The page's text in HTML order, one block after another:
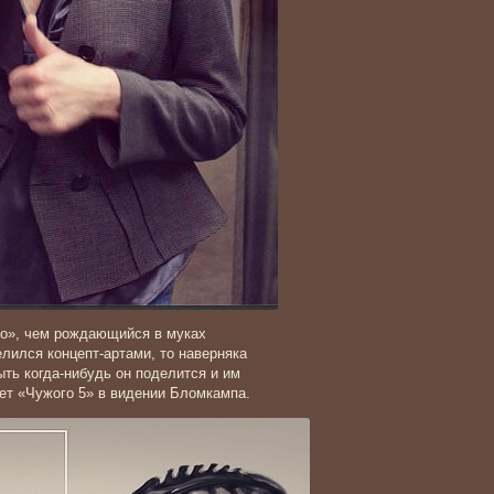
чем рождающийся в муках
концепт-артами, то наверняка
когда-нибудь он поделится и им
«Чужого 5» в видении Бломкампа.